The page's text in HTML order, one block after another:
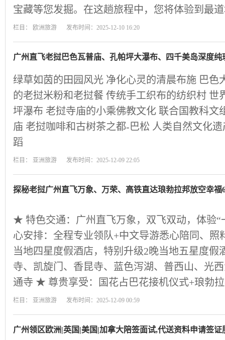
宝藏等您发掘。在这趟旅程中，您将体验到最
栏目： 欧洲旅游 发布时间：2025-12-10 16:20
广州直飞老挝巴色瓦普庙、孔帕坪大瀑布、四千美岛深度纯
绿草如茵的田园风光 净化心灵的清晨布施 巴色
的老挝米粉和老挝餐 传统手工织布的纺织村 世
坪瀑布 老挝寺庙的小乘佛教文化 联合国教科文
庙 老挝咖啡和古树茶之都-巴松 人类自然文化
蹈
栏目： 亚洲旅游 发布时间：2025-12-09 22:05
探秘老挝广州直飞万象、万荣、高铁直达琅勃拉邦放空幸福
★ 特色交通：广州直飞万象，双飞双动，体验
心安排：全程专业领队+中文导游悉心陪同、
当地四星度假酒店，特别升级2晚当地五星度
寺、凯旋门、香昆寺、蓝色泻湖、普西山、光
通寺 ★ 尊贵享受：国花占巴花接机仪式+琅勃
栏目： 亚洲旅游 发布时间：2025-12-09 00:59
广州领区欧洲|英国|美国|加拿大陪签面试,代送资料申请签证